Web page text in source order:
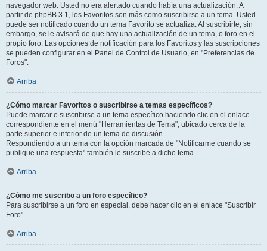
navegador web. Usted no era alertado cuando había una actualización. A
partir de phpBB 3.1, los Favoritos son más como suscribirse a un tema. Usted
puede ser notificado cuando un tema Favorito se actualiza. Al suscribirte, sin
embargo, se le avisará de que hay una actualización de un tema, o foro en el
propio foro. Las opciones de notificación para los Favoritos y las suscripciones
se pueden configurar en el Panel de Control de Usuario, en "Preferencias de
Foros".
Arriba
¿Cómo marcar Favoritos o suscribirse a temas específicos?
Puede marcar o suscribirse a un tema específico haciendo clic en el enlace
correspondiente en el menú "Herramientas de Tema", ubicado cerca de la
parte superior e inferior de un tema de discusión.
Respondiendo a un tema con la opción marcada de "Notificarme cuando se
publique una respuesta" también le suscribe a dicho tema.
Arriba
¿Cómo me suscribo a un foro específico?
Para suscribirse a un foro en especial, debe hacer clic en el enlace "Suscribir
Foro".
Arriba